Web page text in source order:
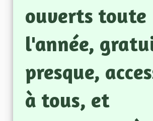
ouverts toute
l'année,
presque,
à tous, et